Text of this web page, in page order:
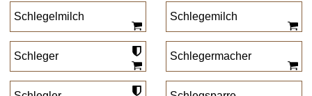
Schlegelmilch Schlegemilch
Schleger Schlegermacher